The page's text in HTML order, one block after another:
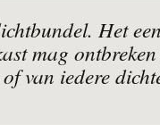
Het
mag
van iedere